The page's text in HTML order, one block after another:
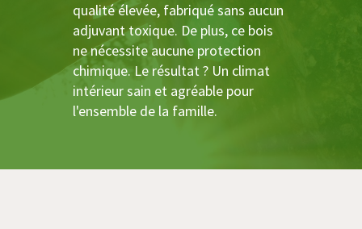
qualité élevée, fabriqué sans aucun
adjuvant toxique. De plus, ce bois
ne nécessite aucune protection
chimique. Le résultat ? Un climat
intérieur sain et agréable pour
l'ensemble de la famille.